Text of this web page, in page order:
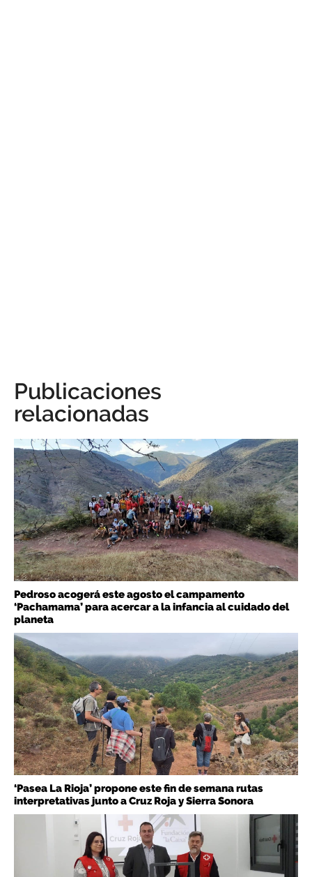
Publicaciones
relacionadas
Pedroso acogerá este agosto el campamento
‘Pachamama’ para acercar a la infancia al cuidado del
planeta
‘Pasea La Rioja’ propone este fin de semana rutas
interpretativas junto a Cruz Roja y Sierra Sonora